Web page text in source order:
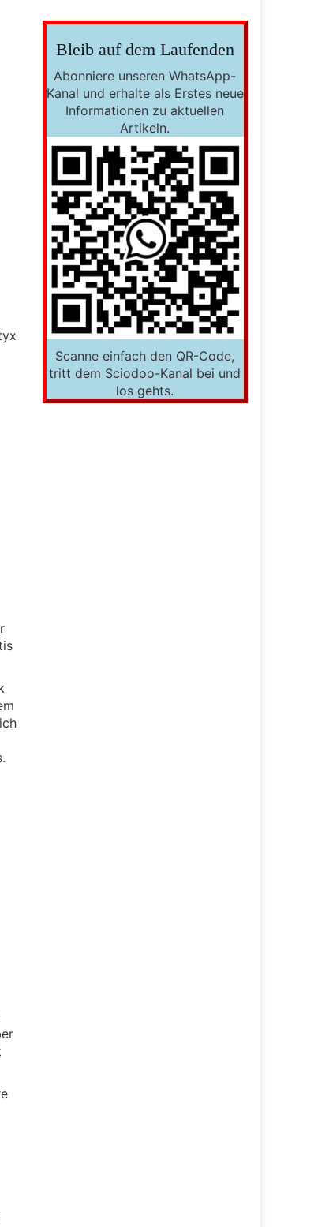
Bleib auf dem Laufenden
Abonniere unseren WhatsApp-
Kanal und erhalte als Erstes neue
Informationen zu aktuellen
Artikeln.
Scanne einfach den QR-Code,
tritt dem Sciodoo-Kanal bei und
los gehts.